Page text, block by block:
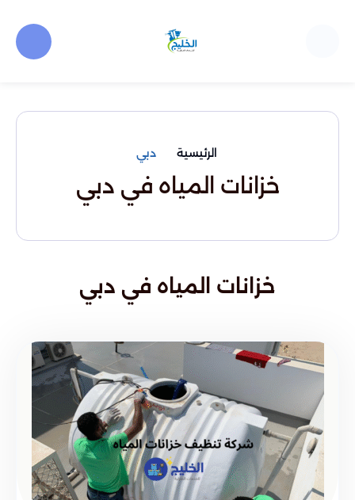
الرئيسية دبي
خزانات المياه في دبي
خزانات المياه في دبي